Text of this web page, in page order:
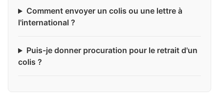
Comment envoyer un colis ou une lettre à
l'international ?
Puis-je donner procuration pour le retrait d'un
colis ?